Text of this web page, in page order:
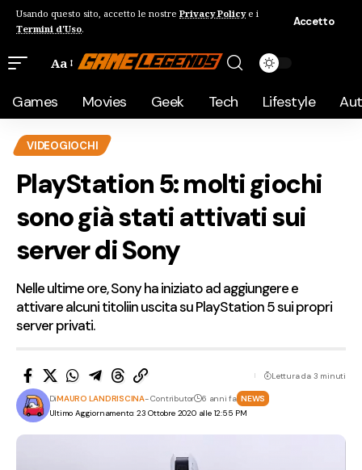
Usando questo sito, accetto le nostre Privacy Policye i
Termini d'Uso.
Accetto
Aa
Games Movies Geek Tech Lifestyle
VIDEOGIOCHI
PlayStation 5: molti giochi
sono già stati attivati sui
server di Sony
Nelle ultime ore, Sony ha iniziato ad aggiungere e
attivare alcuni titoliin uscita su PlayStation 5 sui propri
server privati.
Ultimo Aggiornamento: 23 Ottobre 2020 alle 12:55 PM
DiMAURO LANDRISCINA- Contributor 6 anni fa NEWS
Lettura da 3 minuti